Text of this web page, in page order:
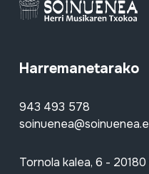
Harremanetarako
943 493 578
Tornola kalea, 6 -